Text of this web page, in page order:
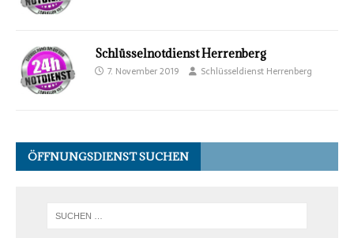
Schlüsselnotdienst Herrenberg
7. November 2019 Schlüsseldienst Herrenberg
ÖFFNUNGSDIENST SUCHEN